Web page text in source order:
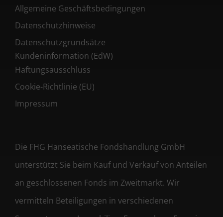
Allgemeine Geschäftsbedingungen
Datenschutzhinweise
Datenschutzgrundsätze
Kundeninformation (EdW)
Haftungsausschluss
Cookie-Richtlinie (EU)
Impressum
Die FHG Hanseatische Fondshandlung GmbH
unterstützt Sie beim Kauf und Verkauf von Anteilen
an geschlossenen Fonds im Zweitmarkt. Wir
vermitteln Beteiligungen in verschiedenen